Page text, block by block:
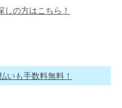
しの方はこちら！
いも手数料無料！